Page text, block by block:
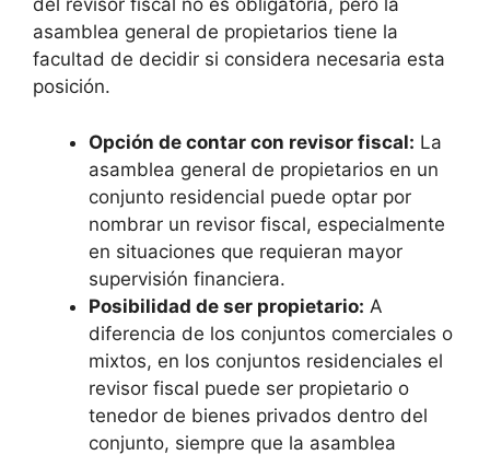
del revisor fiscal no es obligatoria, pero la
asamblea general de propietarios tiene la
facultad de decidir si considera necesaria esta
posición.
Opción de contar con revisor fiscal: La
asamblea general de propietarios en un
conjunto residencial puede optar por
nombrar un revisor fiscal, especialmente
en situaciones que requieran mayor
supervisión financiera.
Posibilidad de ser propietario: A
diferencia de los conjuntos comerciales o
mixtos, en los conjuntos residenciales el
revisor fiscal puede ser propietario o
tenedor de bienes privados dentro del
conjunto, siempre que la asamblea